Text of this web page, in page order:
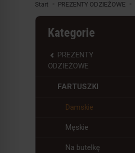
Start PREZENTY ODZIEŻOWE
Kategorie
PREZENTY
ODZIEŻOWE
FARTUSZKI
Damskie
Męskie
Na butelkę